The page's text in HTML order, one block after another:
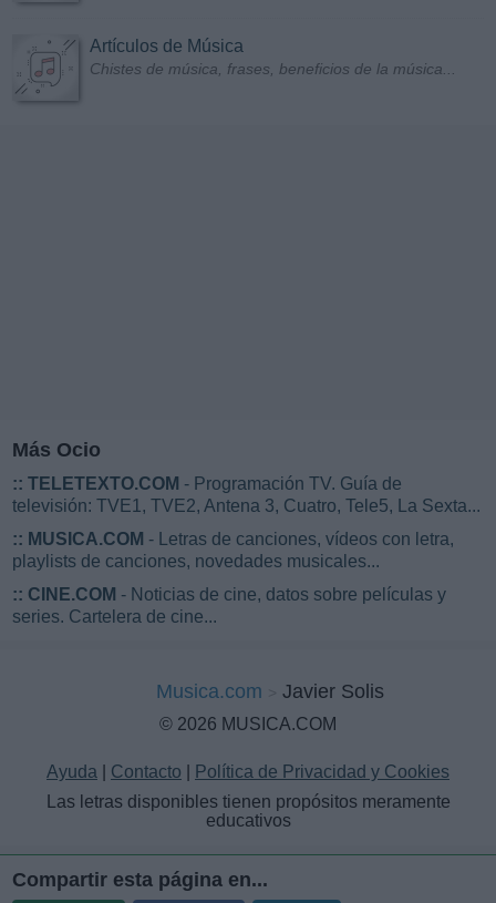
Artículos de Música
Chistes de música, frases, beneficios de la música...
Más Ocio
:: TELETEXTO.COM - Programación TV. Guía de
televisión: TVE1, TVE2, Antena 3, Cuatro, Tele5, La Sexta...
:: MUSICA.COM - Letras de canciones, vídeos con letra,
playlists de canciones, novedades musicales...
:: CINE.COM - Noticias de cine, datos sobre películas y
series. Cartelera de cine...
Musica.com Javier Solis
© 2026 MUSICA.COM
Ayuda Contacto
Política de Privacidad y Cookies
Las letras disponibles tienen propósitos meramente
educativos
Compartir esta página en...